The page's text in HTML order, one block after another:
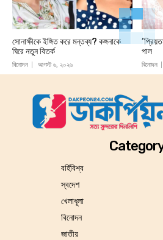
সোনাক্ষীকে ইঙ্গিত করে মন্তব্য? কঙ্গনাকে
ঘিরে নতুন বিতর্ক
বিনোদন আগস্ট ৬, ২০২৬
পাল
বিনোদন
বর্হিবিশ্ব
স্বদেশ
খেলাধূলা
বিনোদন
জাতীয়